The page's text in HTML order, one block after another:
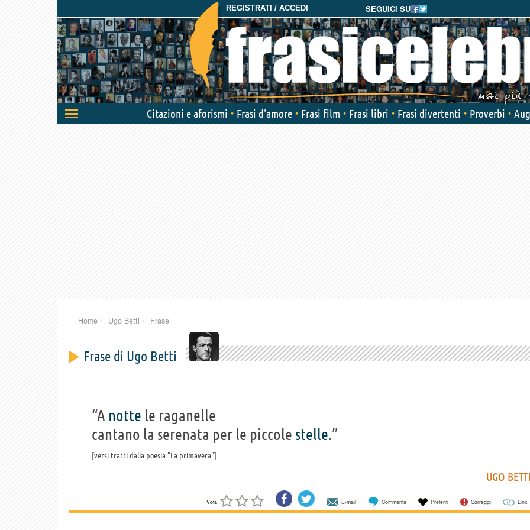
SEGUICI SU
REGISTRATI / ACCEDI
Attiva/disattiva
navigazione
Citazioni e aforismi Frasi d'amore Frasi film Frasi libri Frasi divertenti Proverbi
Home Ugo Betti Frase
Frase di Ugo Betti
“A notte le raganelle
cantano la serenata per le piccole stelle.”
versi tratti dalla poesia "La primavera"
UGO
Vota E-mail Commenta Preferiti Correggi Link